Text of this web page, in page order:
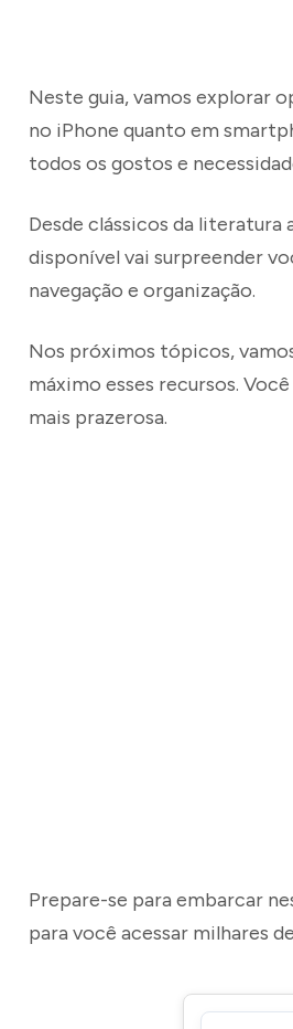
Neste guia, vamos explorar
no iPhone quanto em
todos os gostos e
Desde clássicos da
disponível vai surpreender
navegação e organização.
Nos próximos tópicos,
máximo esses recursos.
mais prazerosa.
Prepare-se para embarcar
para você acessar milhares